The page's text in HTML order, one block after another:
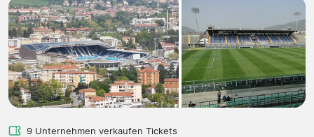
9 Unternehmen verkaufen Tickets